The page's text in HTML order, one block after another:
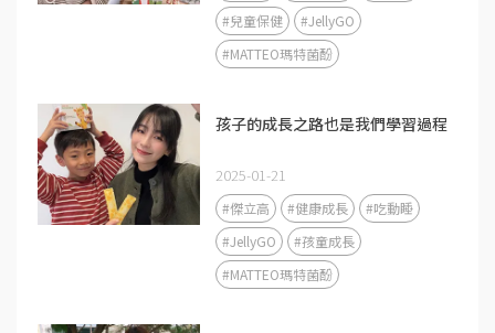
#兒童保健
#JellyGO
#MATTEO瑪特菌酚
孩子的成長之路也是我們學習過程
2025-01-21
#傑立高 #健康成長
#吃動睡
#JellyGO
#孩童成長
#MATTEO瑪特菌酚